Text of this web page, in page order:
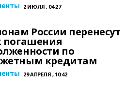
2 ИЮЛЯ , 04:27
России перенесут
погашения
по
кредитам
29 АПРЕЛЯ , 10:42